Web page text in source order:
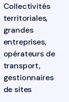
Collectivités
territoriales,
grandes
entreprises,
opérateurs de
transport,
gestionnaires
de sites